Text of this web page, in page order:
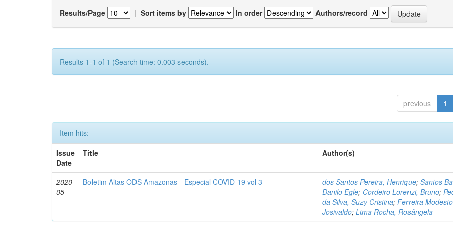
Results/Page | Sort items by In order Authors/record
Results 1-1 of 1 (Search time: 0.003 seconds).
previous 1
Item hits:
Issue
Date
Title Author(s)
2020-
05
Boletim Altas ODS Amazonas - Especial COVID-19 vol 3 dos Santos Pereira, Henrique;Santos
Danilo Egle; Cordeiro Lorenzi, Bruno;
da Silva, Suzy Cristina;Ferreira
Josivaldo;Lima Rocha, Rosângela